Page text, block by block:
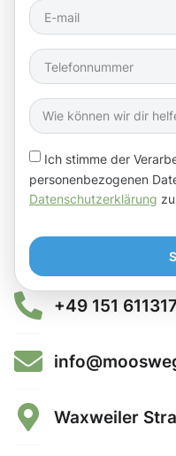
Ich stimme der
personenbezogenen
Datenschutzerklärung
+49 151
Waxweiler